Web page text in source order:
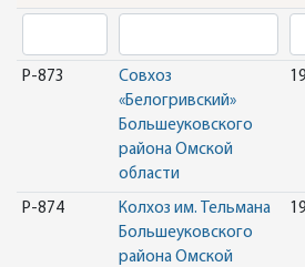
Р-873
Совхоз
«Белогривский»
Большеуковского
района Омской
области
Р-874
Колхоз им. Тельмана
Большеуковского
района Омской